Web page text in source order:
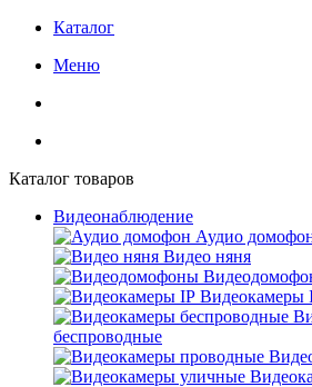
Каталог
Меню
Каталог товаров
Видеонаблюдение
Аудио
Видео няня
Видеокамеры
беспроводные